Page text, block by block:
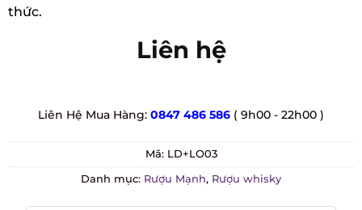
thức.
Liên hệ
Liên Hệ Mua Hàng:0847 486 586 ( 9h00 - 22h00 )
Mã:LD+LO03
Danh mục:Rượu Mạnh,Rượu whisky